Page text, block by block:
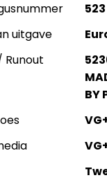
uitgave
Runout
BY